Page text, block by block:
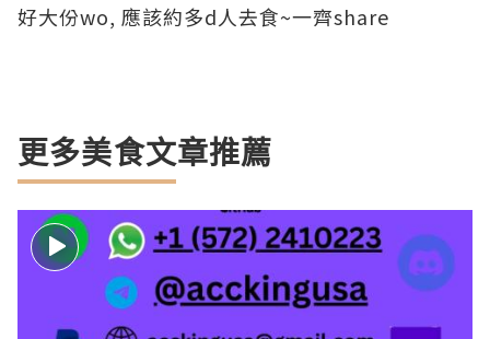
好大份wo, 應該約多d人去食~一齊share
更多美食文章推薦